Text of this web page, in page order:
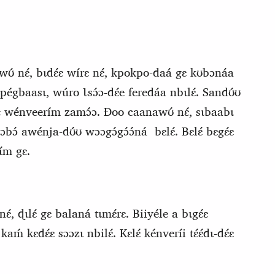
nɛ́, bɩdɛ́ɛ wírɛ nɛ́, kpokpo‑daá gɛ kʊbɔnáa
wúro Ɩsɔ́ɔ‑dɛ́e feredáa nbɩlɛ́. Sandʊ́ʊ
wénveerím zamɔ́ɔ. Ɖoo caanawʊ́ nɛ́, sɩbaabɩ
awénja‑dʊ́ʊ wɔɔgɔ́gɔ́ɔ́ná bɛlɛ́. Bɛlɛ́ bɛgɛ́ɛ
gɛ.
ɖɩlɛ́ gɛ balaná tɩmɛ́rɛ. Biiyéle a bɩgɛ́ɛ
kɛdɛ́ɛ sɔɔzɩ nbilɛ́. Kɛlɛ́ kénveríi tɛ́ɛ́dɩ‑dɛ́ɛ